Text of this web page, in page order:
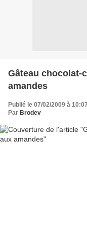
Gâteau chocolat-
amandes
Publié le 07/02/2009 à 10:07
Par Brodev